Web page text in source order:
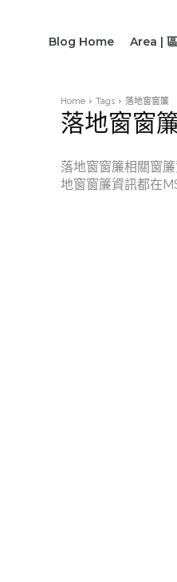
Blog Home Area |
Home Tags 落地窗窗簾
落地窗窗
落地窗窗簾相關窗
地窗窗簾資訊都在